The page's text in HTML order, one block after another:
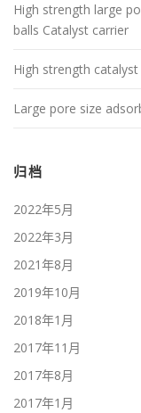
High strength large
balls Catalyst carrier
High strength
Large pore size
归档
2022年5月
2022年3月
2021年8月
2019年10月
2018年1月
2017年11月
2017年8月
2017年1月